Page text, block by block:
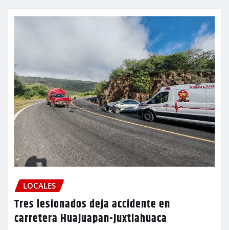
LOCALES
Tres lesionados deja accidente en
carretera Huajuapan-Juxtlahuaca